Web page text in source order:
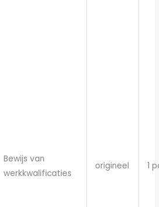
Bewijs van
werkkwalificaties
origineel 1